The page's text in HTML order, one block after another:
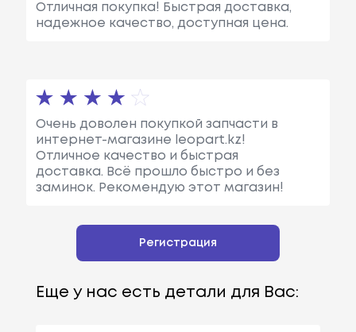
Отличная покупка! Быстрая доставка,
надежное качество, доступная цена.
Очень доволен покупкой запчасти в
интернет-магазине leopart.kz!
Отличное качество и быстрая
доставка. Всё прошло быстро и без
заминок. Рекомендую этот магазин!
Регистрация
Еще у нас есть детали для Вас: